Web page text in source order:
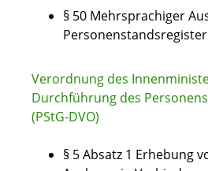
§ 50 Mehrsprachiger
Personenstandsregister
Verordnung des
Durchführung des
(PStG-DVO)
§ 5 Absatz 1 Erhebung